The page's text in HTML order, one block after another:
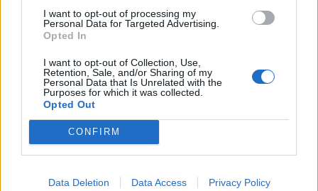
I want to opt-out of processing my
Personal Data for Targeted Advertising.
Opted In
I want to opt-out of Collection, Use,
Retention, Sale, and/or Sharing of my
Personal Data that Is Unrelated with the
Purposes for which it was collected.
Opted Out
CONFIRM
Data Deletion Data Access Privacy Policy
Sutinku sutaisyklėmis
This site is protected by
reCAPTCHA and the Google
Serviceapply.